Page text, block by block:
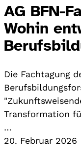
AG BFN-
Wohin
Die Fachtagung
Transformation
…
20. Februar 2026